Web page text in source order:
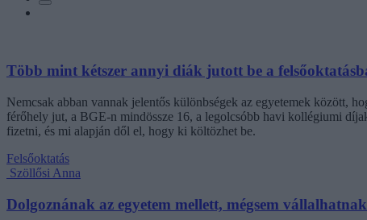
Több mint kétszer annyi diák jutott be a
Nemcsak abban vannak jelentős különbségek az egyetemek között,
férőhely jut, a BGE-n mindössze 16, a legolcsóbb havi kollégiumi
fizetni, és mi alapján dől el, hogy ki költözhet be.
Felsőoktatás
Szöllősi Anna
Dolgoznának az egyetem mellett, mégsem